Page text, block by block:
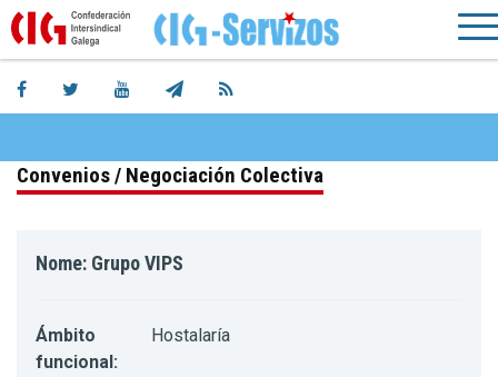
Convenios / Negociación Colectiva
Nome: Grupo VIPS
Ámbito
funcional:
Hostalaría